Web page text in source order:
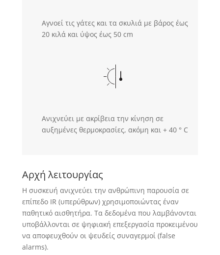
Αγνοεί τις γάτες και τα σκυλιά με βάρος έως
20 κιλά και ύψος έως 50 cm
Ανιχνεύει με ακρίβεια την κίνηση σε
αυξημένες θερμοκρασίες, ακόμη και + 40 ° С
Αρχή λειτουργίας
Η συσκευή ανιχνεύει την ανθρώπινη παρουσία σε
επίπεδο IR (υπερύθρων) χρησιμοποιώντας έναν
παθητικό αισθητήρα. Τα δεδομένα που λαμβάνονται
υποβάλλονται σε ψηφιακή επεξεργασία προκειμένου
να αποφευχθούν οι ψευδείς συναγερμοί (false
alarms).